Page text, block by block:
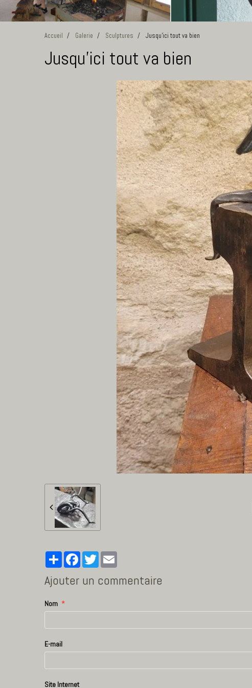
Accueil Galerie Sculptures Jusqu'ici tout va bien
Jusqu'ici tout va bien
PartagerFacebookTwitter
Ajouter un commentaire
Nom
E-mail
Site Internet